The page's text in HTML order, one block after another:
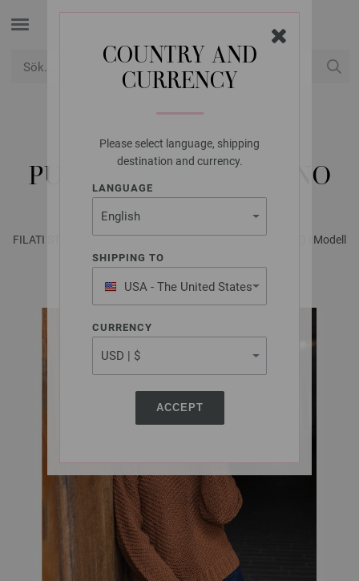
COUNTRY AND
CURRENCY
Please select language, shipping
destination and currency.
LANGUAGE
SHIPPING TO
USA - The United States
of America
CURRENCY
ACCEPT
FILATI STUDIO
PULLOVER MERINO UNO
FILATI STUDIO No. 3 - Magasin (DE) + Strikkeopskrifter (SE) | Modell